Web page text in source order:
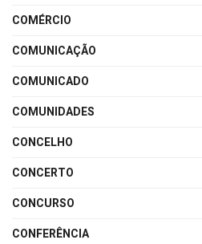
COMÉRCIO
COMUNICAÇÃO
COMUNICADO
COMUNIDADES
CONCELHO
CONCERTO
CONCURSO
CONFERÊNCIA